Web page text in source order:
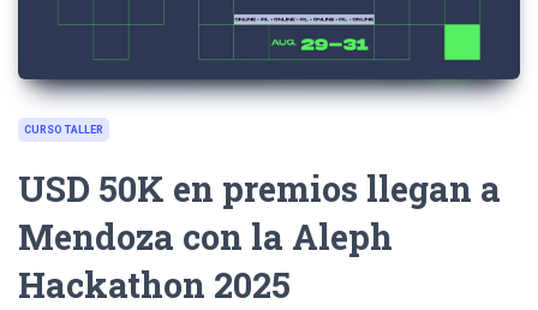
CURSO TALLER
USD 50K en premios llegan a
Mendoza con la Aleph
Hackathon 2025